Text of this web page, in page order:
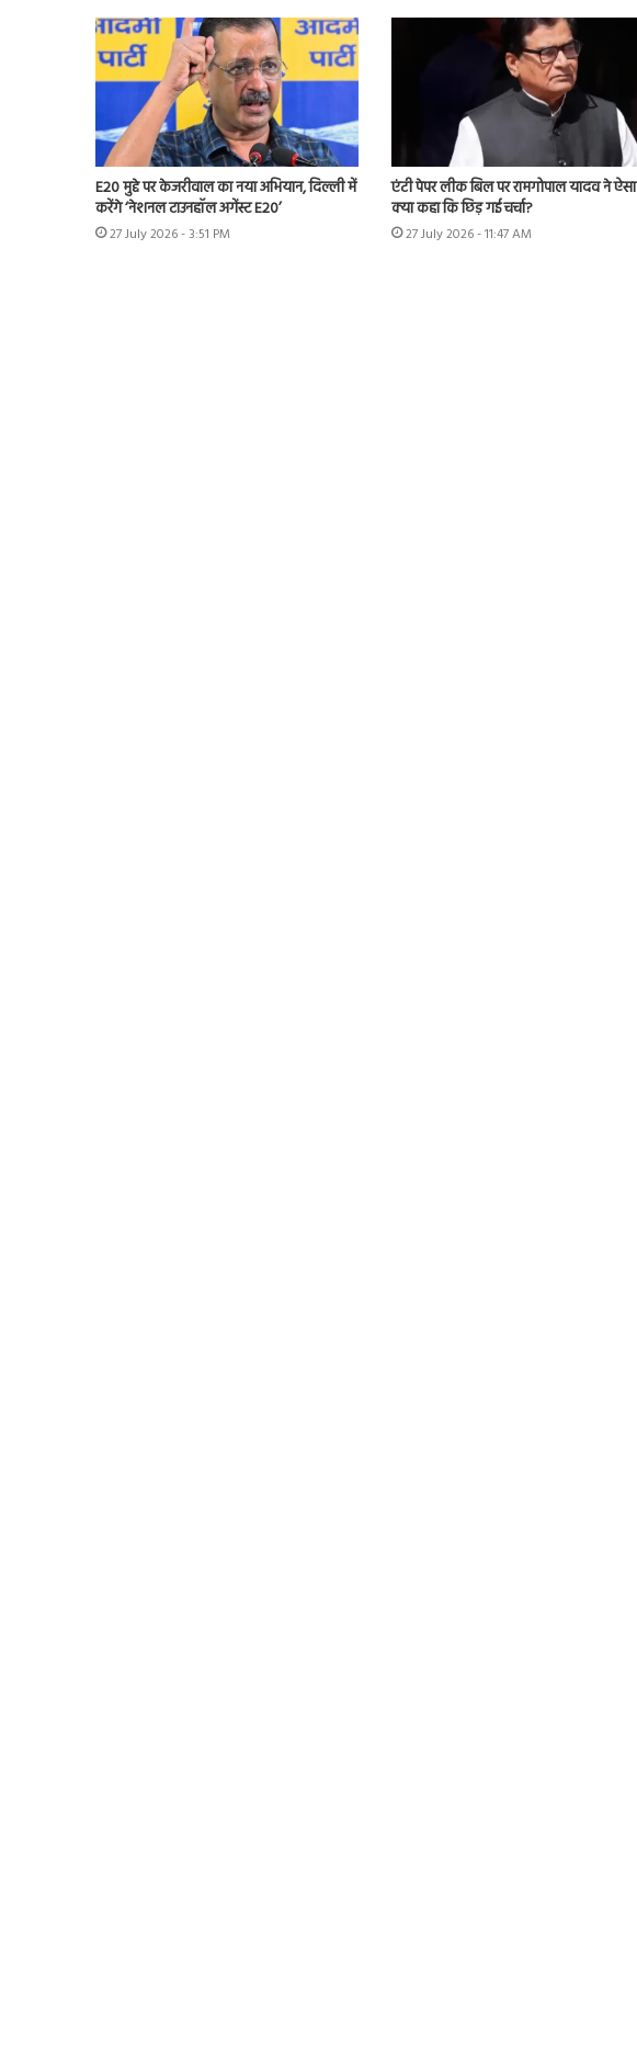
E20 मुद्दे पर केजरीवाल का नया अभियान, दिल्ली में
करेंगे ‘नेशनल टाउनहॉल अगेंस्ट E20’
27 July 2026 - 3:51 PM
एंटी पेपर लीक बिल पर रामगोपाल यादव ने ऐसा
क्या कहा कि छिड़ गई चर्चा?
27 July 2026 - 11:47 AM